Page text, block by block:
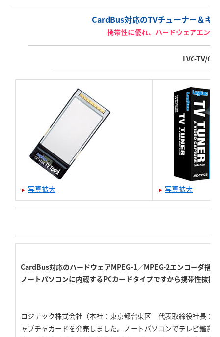
CardBus対応のTVチューナー＆キ
携帯性に優れ、ハードウェアエンコ
LVC-TV/CB
写真拡大 写真拡大
CardBus対応のハードウェアMPEG-1／MPEG-2エンコーダ搭
ノートパソコンに内蔵するPCカードタイプですから携帯性抜群
ロジテック株式会社（本社：東京都台東区 代表取締役社長：
ャプチャカードを発売しました。ノートパソコンでテレビ鑑賞